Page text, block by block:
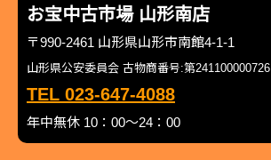
お宝中古市場 山形南店
〒990-2461 山形県山形市南館4-1-1
山形県公安委員会 古物商番号:第241100000726
TEL 023-647-4088
年中無休 10：00～24：00